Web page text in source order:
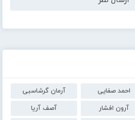
احمد صفایی
آرمان گرشاسبی
آرون افشار
آصف آریا